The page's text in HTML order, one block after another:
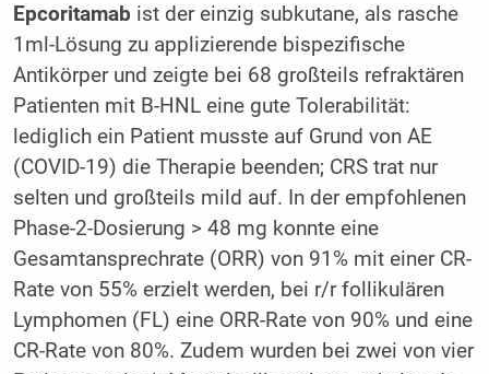
Epcoritamab ist der einzig subkutane, als rasche
1ml-Lösung zu applizierende bispezifische
Antikörper und zeigte bei 68 großteils refraktären
Patienten mit B-HNL eine gute Tolerabilität:
lediglich ein Patient musste auf Grund von AE
(COVID-19) die Therapie beenden; CRS trat nur
selten und großteils mild auf. In der empfohlenen
Phase-2-Dosierung > 48 mg konnte eine
Gesamtansprechrate (ORR) von 91% mit einer CR-
Rate von 55% erzielt werden, bei r/r follikulären
Lymphomen (FL) eine ORR-Rate von 90% und eine
CR-Rate von 80%. Zudem wurden bei zwei von vier